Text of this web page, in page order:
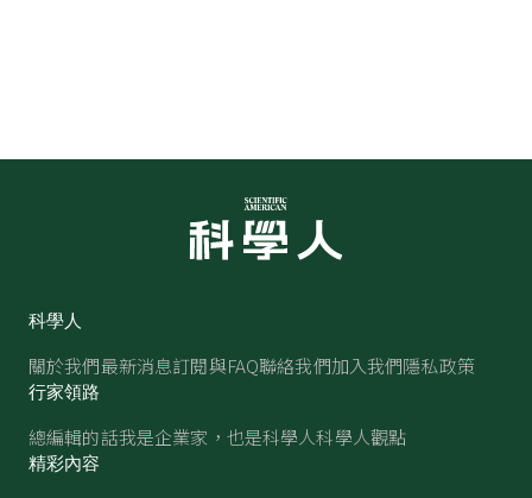
科學人
關於我們最新消息訂閱與FAQ聯絡我們加入我們隱私政策
行家領路
總編輯的話我是企業家，也是科學人科學人觀點
精彩內容